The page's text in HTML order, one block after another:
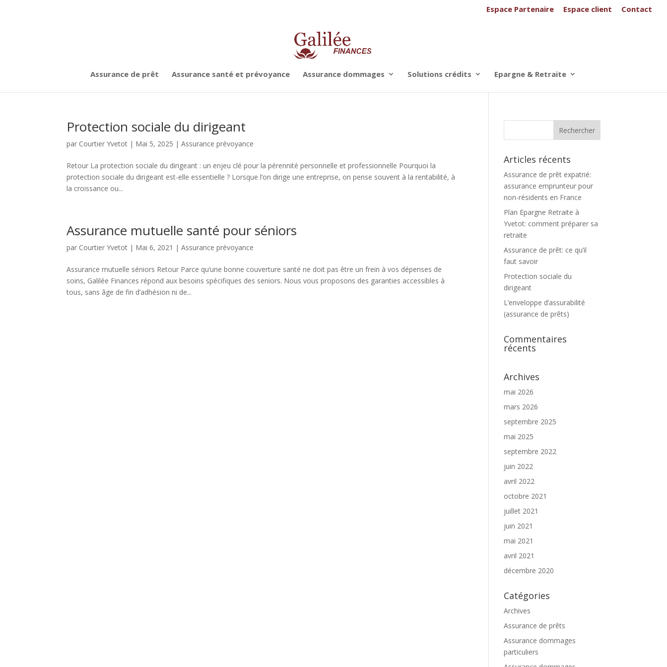
Espace Partenaire Espace client Contact
Assurance de prêt Assurance santé et prévoyance Assurance dommages Solutions crédits Epargne & Retraite
Protection sociale du dirigeant
par Courtier Yvetot | Mai 5, 2025 |Assurance prévoyance
Retour La protection sociale du dirigeant : un enjeu clé pour la pérennité personnelle et professionnelle Pourquoi la
protection sociale du dirigeant est-elle essentielle ? Lorsque l’on dirige une entreprise, on pense souvent à la rentabilité, à
la croissance ou...
Assurance mutuelle santé pour séniors
par Courtier Yvetot | Mai 6, 2021 |Assurance prévoyance
Assurance mutuelle séniors Retour Parce qu’une bonne couverture santé ne doit pas être un frein à vos dépenses de
soins, Galilée Finances répond aux besoins spécifiques des seniors. Nous vous proposons des garanties accessibles à
tous, sans âge de fin d’adhésion ni de...
Articles récents
Assurance de prêt expatrié:
assurance emprunteur pour
non-résidents en France
Plan Epargne Retraite à
Yvetot: comment préparer sa
retraite
Assurance de prêt: ce qu’il
faut savoir
Protection sociale du
dirigeant
L’enveloppe d’assurabilité
(assurance de prêts)
Commentaires
récents
Archives
mai 2026
mars 2026
septembre 2025
mai 2025
septembre 2022
juin 2022
avril 2022
octobre 2021
juillet 2021
juin 2021
mai 2021
avril 2021
décembre 2020
Catégories
Archives
Assurance de prêts
Assurance dommages
particuliers